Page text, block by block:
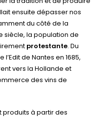
ensuite dépasser nos
du côté de la
siècle, la population de
protestante. Du
de Nantes en 1685,
vers la Hollande et
des vins de
produits à partir des